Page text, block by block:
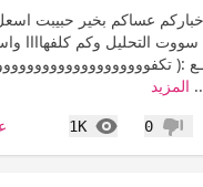
اخباركم عساكم بخير حبيبت
التحليل وكم كلفهاااا
:(
المزيد
عدم إعجاب
0
1K
المشاهدات